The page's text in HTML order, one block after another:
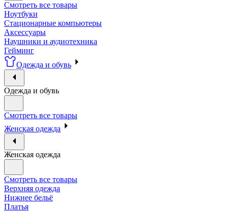
Смотреть все товары
Ноутбуки
Стационарные компьютеры
Аксессуары
Наушники и аудиотехника
Гейминг
Одежда и обувь
Одежда и обувь
Смотреть все товары
Женская одежда
Женская одежда
Смотреть все товары
Верхняя одежда
Нижнее бельё
Платья